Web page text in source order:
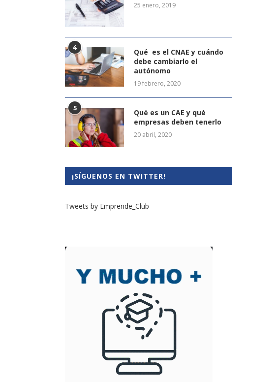
25 enero, 2019
4
Qué es el CNAE y cuándo
debe cambiarlo el
autónomo
19 febrero, 2020
5
Qué es un CAE y qué
empresas deben tenerlo
20 abril, 2020
¡SÍGUENOS EN TWITTER!
Tweets by Emprende_Club